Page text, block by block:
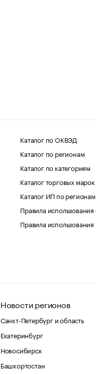
Каталог по ОКВЭД
Каталог по регионам
Каталог по категориям
Каталог торговых марок
Каталог ИП по регионам
Правила использования
Правила
Новости регионов
Санкт-Петербург и область
Екатеринбург
Новосибирск
Башкортостан